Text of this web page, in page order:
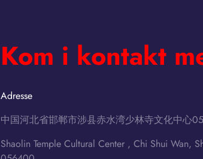
s
S
l
n
Kom i kontakt
Adresse
中国河北省邯郸市涉县赤水湾少林寺文化中心
Shaolin Temple Cultural Center , Chi Shui Wan,